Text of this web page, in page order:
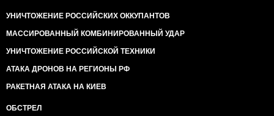
УНИЧТОЖЕНИЕ РОССИЙСКИХ ОККУПАНТОВ
МАССИРОВАННЫЙ КОМБИНИРОВАННЫЙ УДАР
УНИЧТОЖЕНИЕ РОССИЙСКОЙ ТЕХНИКИ
АТАКА ДРОНОВ НА РЕГИОНЫ РФ
РАКЕТНАЯ АТАКА НА КИЕВ
ОБСТРЕЛ